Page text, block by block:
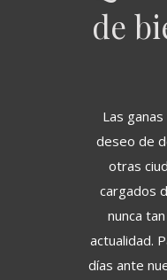
de
Las
deseo de
otras
cargados
nunca
actualidad.
días ante